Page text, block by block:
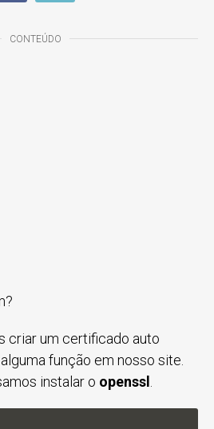
CONTEÚDO
criar um certificado auto
função em nosso site.
instalar o openssl